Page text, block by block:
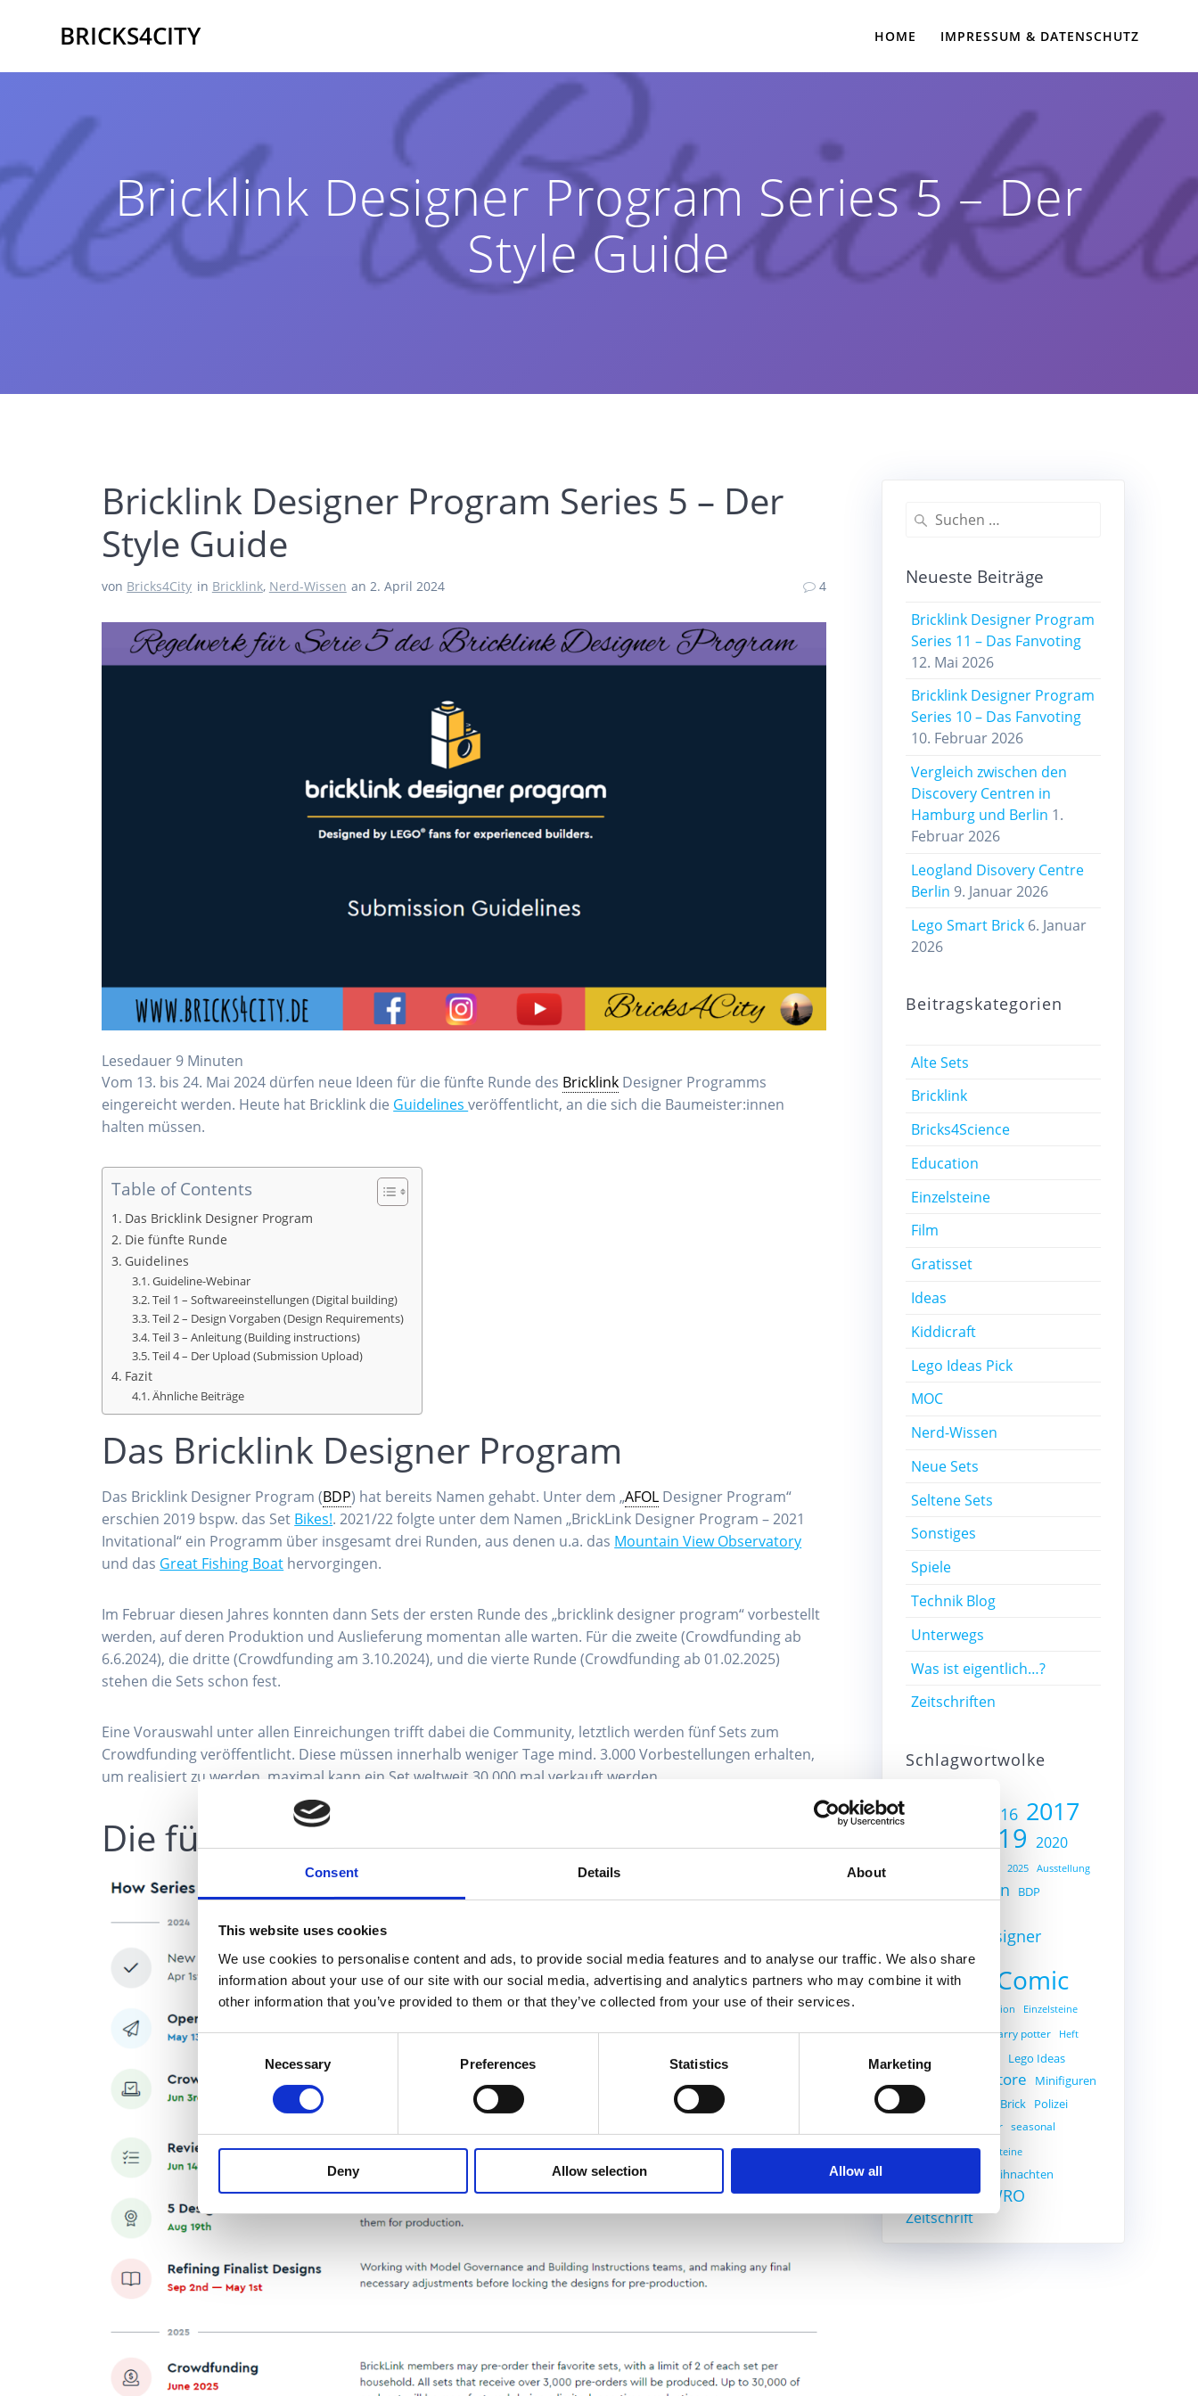
Consent Details About
This website uses cookies
We use cookies to personalise content and ads, to provide social media features and to analyse our traffic. We also share
information about your use of our site with our social media, advertising and analytics partners who may combine it with
other information that you’ve provided to them or that they’ve collected from your use of their services.
Consent
Necessary Preferences Statistics Marketing
Deny Allow selection Allow all
BRICKS4CITY HOME IMPRESSUM & DATENSCHUTZ
Bricklink Designer Program Series 5 – Der
Style Guide
Bricklink Designer Program Series 5 – Der
Style Guide
von Bricks4City in Bricklink, Nerd-Wissen an 2. April 2024 4
Lesedauer 9 Minuten
Vom 13. bis 24. Mai 2024 dürfen neue Ideen für die fünfte Runde des Bricklink Designer Programms
eingereicht werden. Heute hat Bricklink die Guidelinesveröffentlicht, an die sich die Baumeister:innen
halten müssen.
Table of Contents
Das Bricklink Designer Program
Die fünfte Runde
Guidelines
Guideline-Webinar
Teil 1 – Softwareeinstellungen (Digital building)
Teil 2 – Design Vorgaben (Design Requirements)
Teil 3 – Anleitung (Building instructions)
Teil 4 – Der Upload (Submission Upload)
Fazit
Ähnliche Beiträge
Das Bricklink Designer Program
Das Bricklink Designer Program (BDP) hat bereits Namen gehabt. Unter dem „AFOL Designer Program“
erschien 2019 bspw. das Set Bikes!. 2021/22 folgte unter dem Namen „BrickLink Designer Program – 2021
Invitational“ ein Programm über insgesamt drei Runden, aus denen u.a. das Mountain View Observatory
und das Great Fishing Boat hervorgingen.
Im Februar diesen Jahres konnten dann Sets der ersten Runde des „bricklink designer program“ vorbestellt
werden, auf deren Produktion und Auslieferung momentan alle warten. Für die zweite (Crowdfunding ab
6.6.2024), die dritte (Crowdfunding am 3.10.2024), und die vierte Runde (Crowdfunding ab 01.02.2025)
stehen die Sets schon fest.
Eine Vorauswahl unter allen Einreichungen trifft dabei die Community, letztlich werden fünf Sets zum
Crowdfunding veröffentlicht. Diese müssen innerhalb weniger Tage mind. 3.000 Vorbestellungen erhalten,
um realisiert zu werden, maximal kann ein Set weltweit 30.000 mal verkauft werden.
Die fünfte Runde
Suchen
Neueste Beiträge
Bricklink Designer Program
Series 11 – Das Fanvoting
12. Mai 2026
Bricklink Designer Program
Series 10 – Das Fanvoting
10. Februar 2026
Vergleich zwischen den
Discovery Centren in
Hamburg und Berlin 1.
Februar 2026
Leogland Disovery Centre
Berlin 9. Januar 2026
Lego Smart Brick 6. Januar
2026
Beitragskategorien
Alte Sets
Bricklink
Bricks4Science
Education
Einzelsteine
Film
Gratisset
Ideas
Kiddicraft
Lego Ideas Pick
MOC
Nerd-Wissen
Neue Sets
Seltene Sets
Sonstiges
Spiele
Technik Blog
Unterwegs
Was ist eigentlich…?
Zeitschriften
Schlagwortwolke
2016 2017
2019 2020
2025 Ausstellung
Batman BDP
Bricklink Designer
Programm
Bricks City Comic
Education Einzelsteine
Gratisset harry potter Heft
Ideas Lego Ideas
Legostore Minifiguren
MOC Pick a Brick Polizei
Roboter seasonal
Star Wars Steine
Weihnachten
Weltraum WRO
Zeitschrift